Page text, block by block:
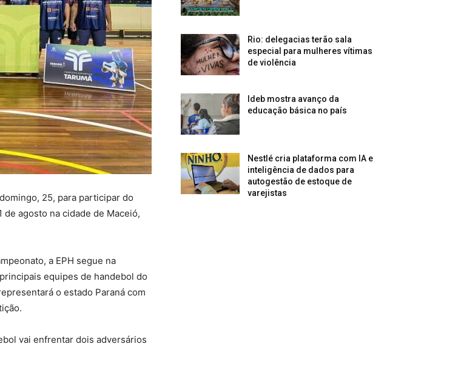
25, para participar do
agosto na cidade de Maceió,
a EPH segue na
equipes de handebol do
o estado Paraná com
vai enfrentar dois adversários
Rio: delegacias terão sala
especial para mulheres vítimas
de violência
Ideb mostra avanço da
educação básica no país
Nestlé cria plataforma com IA e
inteligência de dados para
autogestão de estoque de
varejistas